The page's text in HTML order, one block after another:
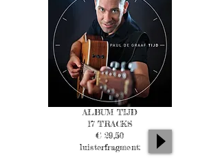
ALBUM TIJD
17 TRACKS
€ 29,50
luisterfragment: